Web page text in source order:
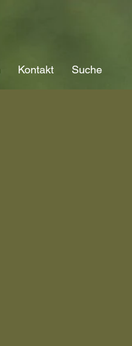
Kontakt Suche